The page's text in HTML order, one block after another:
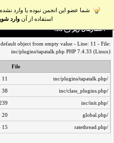
شما عضو این انجمن نبوده یا وارد
استفاده از آن وارد
اخطار‌های زیر رخ داد:
object from empty value - Line: 11 - File:
inc/plugins/tapatalk.php PHP 7.4.33 (Linux)
File
/inc/plugins/tapatalk.php
11
/inc/class_plugins.php
38
/inc/init.php
/global.php
20
/ratethread.php
15